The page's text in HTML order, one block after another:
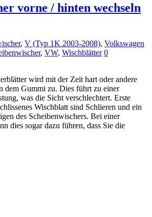
vorne / hinten wechseln
, V (Typ 1K 2003-2008), Volkswagen
, VW, Wischblätter 0
wird mit der Zeit hart oder andere
dem Gummi zu. Dies führt zu einer
was die Sicht verschlechtert. Erste
Wischblatt sind Schlieren und ein
des Scheibenwischers. Bei einer
dies sogar dazu führen, dass Sie die